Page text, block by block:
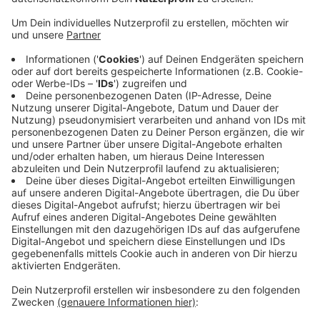
zwei Gebäuden lokalisiert.
Veröffentlicht: Sonntag, 30.04.2023 12:52
Anzeige
Um den in der Fuge verwendeten brennenden Dicht-
Stoff zu löschen, mussten mehrere sogenannte Fog-
Nails in den Zwischenraum der Gebäude geschlagen
werden, über die Wasser in die Fuge abgegeben
werden konnte. Der Einsatz war gegen 9:45 Uhr
beendet. Verletzt wurde bei dem Brand niemand.
Anzeige